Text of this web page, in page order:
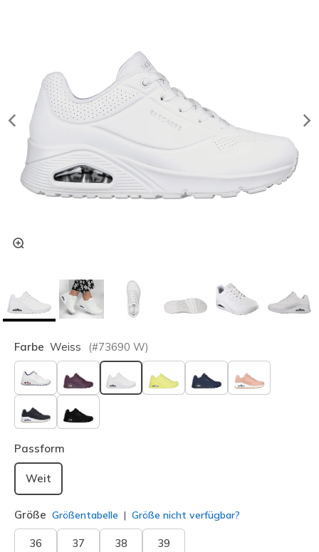
Farbe Weiss (#73690 W)
ausgewählt
Passform
Weit
Größe Größentabelle Größe nicht verfügbar?
36 37 38 39